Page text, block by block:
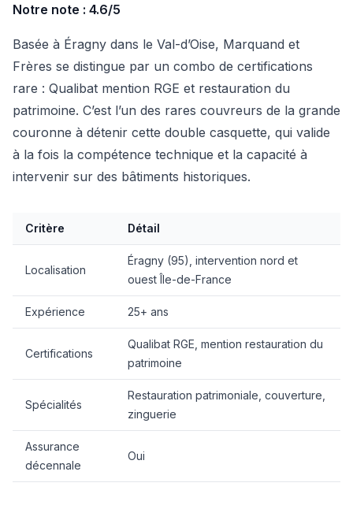
Notre note : 4.6/5
Basée à Éragny dans le Val-d’Oise, Marquand et
Frères se distingue par un combo de certifications
rare : Qualibat mention RGE et restauration du
patrimoine. C’est l’un des rares couvreurs de la grande
couronne à détenir cette double casquette, qui valide
à la fois la compétence technique et la capacité à
intervenir sur des bâtiments historiques.
Critère Détail
Localisation
Éragny (95), intervention nord et
ouest Île-de-France
Expérience 25+ ans
Certifications
Qualibat RGE, mention restauration du
patrimoine
Spécialités
Restauration patrimoniale, couverture,
zinguerie
Assurance
décennale
Oui